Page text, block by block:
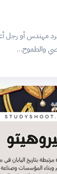
مهندس أو رجل
والطموح…